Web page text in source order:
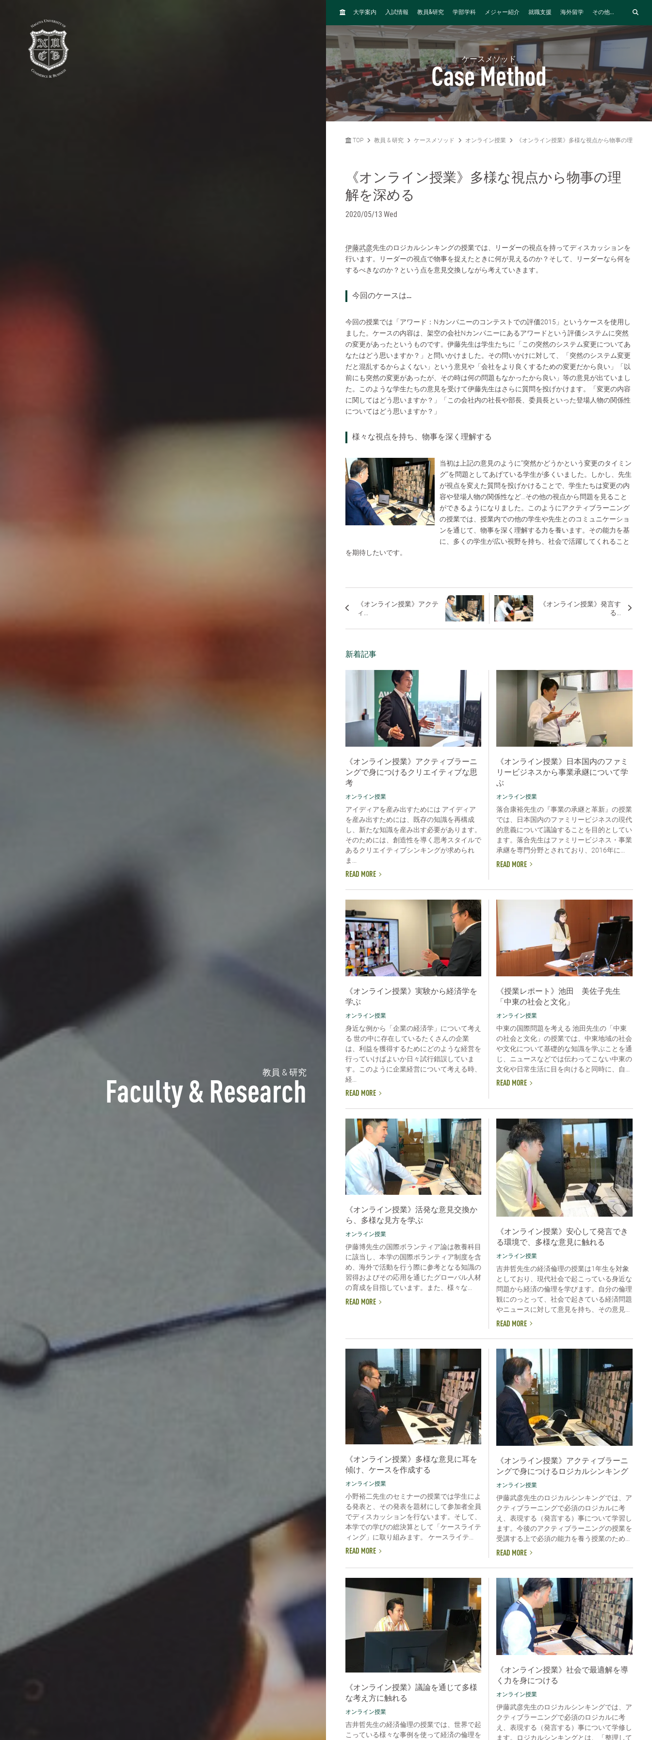
教員 & 研究
Faculty & Research
H
M
大学案内 入試情報 教員&研究 学部学科 メジャー紹介 就職支援 海外留学 その他...
ケースメソッド
Case Method
TOP 教員 & 研究 ケースメソッド オンライン授業 《オンライン授業》多様な視点から物事の理解を深
《オンライン授業》多様な視点から物事の理
解を深める
2020/05/13 Wed
伊藤武彦先生のロジカルシンキングの授業では、リーダーの視点を持ってディスカッションを
行います。リーダーの視点で物事を捉えたときに何が見えるのか？そして、リーダーなら何を
するべきなのか？という点を意見交換しながら考えていきます。
今回のケースは…
今回の授業では「アワード：Nカンパニーのコンテストでの評価2015」というケースを使用し
ました。ケースの内容は、架空の会社Nカンパニーにあるアワードという評価システムに突然
の変更があったというものです。伊藤先生は学生たちに「この突然のシステム変更についてあ
なたはどう思いますか？」と問いかけました。その問いかけに対して、「突然のシステム変更
だと混乱するからよくない」という意見や「会社をより良くするための変更だから良い」「以
前にも突然の変更があったが、その時は何の問題もなかったから良い」等の意見が出ていまし
た。このような学生たちの意見を受けて伊藤先生はさらに質問を投げかけます。「変更の内容
に関してはどう思いますか？」「この会社内の社長や部長、委員長といった登場人物の関係性
についてはどう思いますか？」
様々な視点を持ち、物事を深く理解する
当初は上記の意見のように“突然かどうかという変更のタイミン
グ”を問題としてあげている学生が多くいました。しかし、先生
が視点を変えた質問を投げかけることで、学生たちは変更の内
容や登場人物の関係性など…その他の視点から問題を見ること
ができるようになりました。このようにアクティブラーニング
の授業では、授業内での他の学生や先生とのコミュニケーショ
ンを通じて、物事を深く理解する力を養います。その能力を基
に、多くの学生が広い視野を持ち、社会で活躍してくれること
を期待したいです。
《オンライン授業》アクテ
ィ...
《オンライン授業》発言す
る...
新着記事
《オンライン授業》アクティブラーニ
ングで身につけるクリエイティブな思
考
オンライン授業
アイディアを産み出すためには アイディア
を産み出すためには、既存の知識を再構成
し、新たな知識を産み出す必要があります。
そのためには、創造性を導く思考スタイルで
あるクリエイティブシンキングが求められ
ま...
READ MORE
《オンライン授業》日本国内のファミ
リービジネスから事業承継について学
ぶ
オンライン授業
落合康裕先生の『事業の承継と革新』の授業
では、日本国内のファミリービジネスの現代
的意義について議論することを目的としてい
ます。落合先生はファミリービジネス・事業
承継を専門分野とされており、2016年に...
READ MORE
《オンライン授業》実験から経済学を
学ぶ
オンライン授業
身近な例から「企業の経済学」について考え
る 世の中に存在しているたくさんの企業
は、利益を獲得するためにどのような経営を
行っていけばよいか日々試行錯誤していま
す。このように企業経営について考える時、
経...
READ MORE
《授業レポート》池田 美佐子先生
「中東の社会と文化」
オンライン授業
中東の国際問題を考える 池田先生の「中東
の社会と文化」の授業では、中東地域の社会
や文化について基礎的な知識を学ぶことを通
じ、ニュースなどでは伝わってこない中東の
文化や日常生活に目を向けると同時に、自...
READ MORE
《オンライン授業》活発な意見交換か
ら、多様な見方を学ぶ
オンライン授業
伊藤博先生の国際ボランティア論は教養科目
に該当し、本学の国際ボランティア制度を含
め、海外で活動を行う際に参考となる知識の
習得およびその応用を通じたグローバル人材
の育成を目指しています。また、様々な...
READ MORE
《オンライン授業》安心して発言でき
る環境で、多様な意見に触れる
オンライン授業
吉井哲先生の経済倫理の授業は1年生を対象
としており、現代社会で起こっている身近な
問題から経済の倫理を学びます。自分の倫理
観にのっとって、社会で起きている経済問題
やニュースに対して意見を持ち、その意見...
READ MORE
《オンライン授業》多様な意見に耳を
傾け、ケースを作成する
オンライン授業
小野裕二先生のセミナーの授業では学生によ
る発表と、その発表を題材にして参加者全員
でディスカッションを行ないます。そして、
本学での学びの総決算として「ケースライテ
ィング」に取り組みます。 ケースライテ...
READ MORE
《オンライン授業》アクティブラーニ
ングで身につけるロジカルシンキング
オンライン授業
伊藤武彦先生のロジカルシンキングでは、ア
クティブラーニングで必須のロジカルに考
え、表現する（発言する）事について学習し
ます。今後のアクティブラーニングの授業を
受講する上で必須の能力を養う授業のため...
READ MORE
《オンライン授業》議論を通じて多様
な考え方に触れる
オンライン授業
吉井哲先生の経済倫理の授業では、世界で起
こっている様々な事例を使って経済の倫理を
《オンライン授業》社会で最適解を導
く力を身につける
オンライン授業
伊藤武彦先生のロジカルシンキングでは、ア
クティブラーニングで必須のロジカルに考
え、表現する（発言する）事について学修し
ます。ロジカルシンキングとは、「整理して